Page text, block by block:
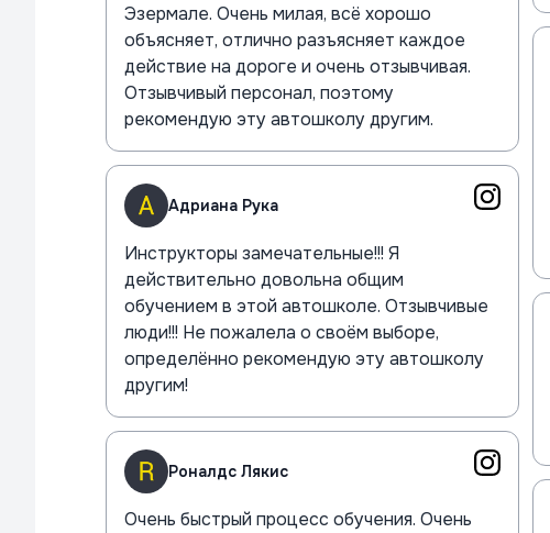
Эзермале. Очень милая, всё хорошо
объясняет, отлично разъясняет каждое
действие на дороге и очень отзывчивая.
Отзывчивый персонал, поэтому
рекомендую эту автошколу другим.
Адриана Рука
Инструкторы замечательные!!! Я
действительно довольна общим
обучением в этой автошколе. Отзывчивые
люди!!! Не пожалела о своём выборе,
определённо рекомендую эту автошколу
другим!
Роналдс Лякис
Очень быстрый процесс обучения. Очень